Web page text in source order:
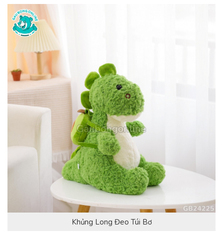
Khủng Long Đeo Túi Bơ